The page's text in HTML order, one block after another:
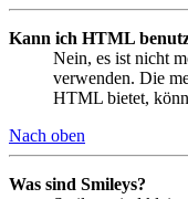
Kann ich HTML
Nein, es ist nicht
verwenden. Die
HTML bietet,
Nach oben
Was sind Smileys?